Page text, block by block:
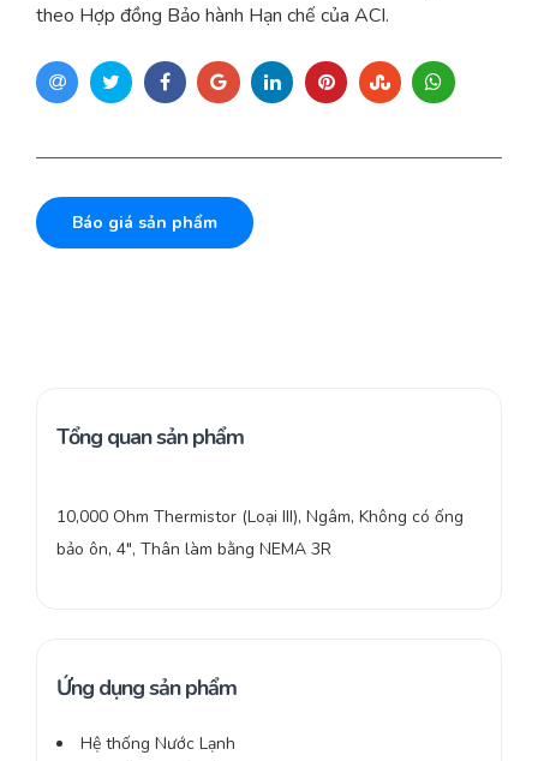
theo Hợp đồng Bảo hành Hạn chế của ACI.
Báo giá sản phẩm
Tổng quan sản phẩm
10,000 Ohm Thermistor (Loại III), Ngâm, Không có ống
bảo ôn, 4″, Thân làm bằng NEMA 3R
Ứng dụng sản phẩm
Hệ thống Nước Lạnh